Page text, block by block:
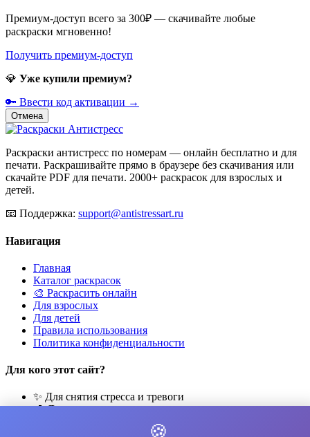
Премиум-доступ всего за 300₽ — скачивайте любые
раскраски мгновенно!
Получить премиум-доступ
💎 Уже купили премиум?
🔑 Ввести код активации →
Отмена
Раскраски антистресс по номерам — онлайн бесплатно и для
печати. Раскрашивайте прямо в браузере без скачивания или
скачайте PDF для печати. 2000+ раскрасок для взрослых и
детей.
📧 Поддержка: support@antistressart.ru
Навигация
Главная
Каталог раскрасок
🎨 Раскрасить онлайн
Для взрослых
Для детей
Правила использования
Политика конфиденциальности
Для кого этот сайт?
✨ Для снятия стресса и тревоги
🎨 Для развития креативности
🧘 Для медитации и расслабления
👨‍👩‍👧‍👦 Для семейного досуга
🍪